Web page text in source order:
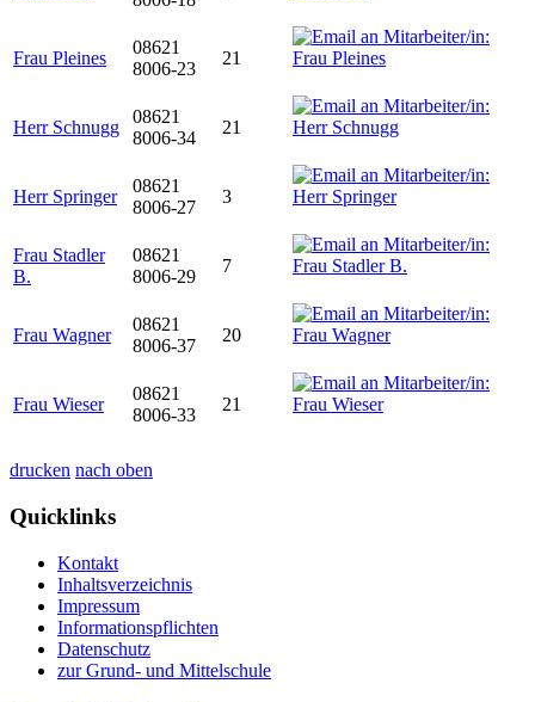
Frau Pleines
08621
8006-23
21
Herr Schnugg
08621
8006-34
21
Herr Springer
08621
8006-27
3
Frau Stadler
B.
08621
8006-29
7
Frau Wagner
08621
8006-37
20
Frau Wieser
08621
8006-33
21
drucken nach oben
Quicklinks
Kontakt
Inhaltsverzeichnis
Impressum
Informationspflichten
Datenschutz
zur Grund- und Mittelschule